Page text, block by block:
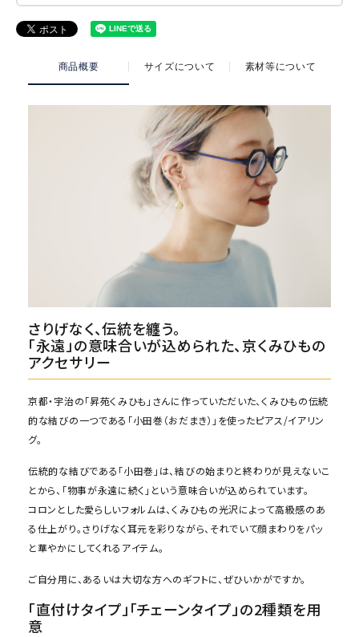
商品概要 サイズについて 素材等について
さりげなく、伝統を纏う。
「永遠」の意味合いが込められた、京くみひもの
アクセサリー
京都・宇治の「昇苑くみひも」さんに作っていただいた、くみひもの伝統
的な結びの一つである「小田巻（おだまき）」を使ったピアス/イアリン
グ。
伝統的な結びである「小田巻」は、結びの始まりと終わりが見えないこ
とから、「物事が永遠に続く」という意味合いが込められています。
コロンとした愛らしいフォルムは、くみひもの光沢によって高級感のあ
る仕上がり。さりげなく耳元を彩りながら、それでいて顔まわりをパッ
と華やかにしてくれるアイテム。
ご自分用に、あるいは大切な方へのギフトに、ぜひいかがですか。
「直付けタイプ」「チェーンタイプ」の2種類を用
意